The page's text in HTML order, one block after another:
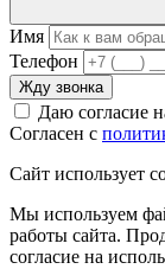
Имя
Телефон
Жду звонка
Даю согласие
Согласен с
Сайт использует
Мы используем
работы сайта.
согласие на